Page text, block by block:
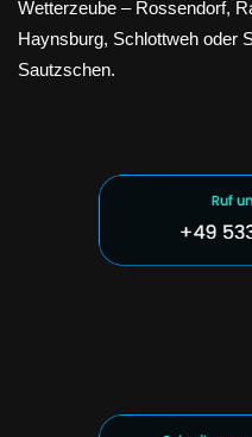
Wetterzeube – Rossendorf,
Haynsburg, Schlottweh oder
Sautzschen.